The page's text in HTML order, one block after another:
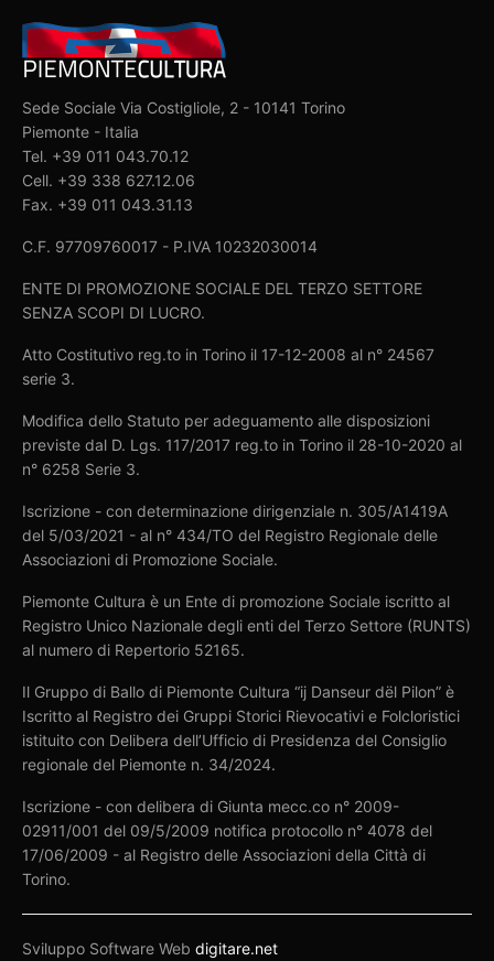
Sede Sociale Via Costigliole, 2 - 10141 Torino
Piemonte - Italia
Tel. +39 011 043.70.12
Cell. +39 338 627.12.06
Fax. +39 011 043.31.13
C.F. 97709760017 - P.IVA 10232030014
ENTE DI PROMOZIONE SOCIALE DEL TERZO SETTORE
SENZA SCOPI DI LUCRO.
Atto Costitutivo reg.to in Torino il 17-12-2008 al n° 24567
serie 3.
Modifica dello Statuto per adeguamento alle disposizioni
previste dal D. Lgs. 117/2017 reg.to in Torino il 28-10-2020 al
n° 6258 Serie 3.
Iscrizione - con determinazione dirigenziale n. 305/A1419A
del 5/03/2021 - al n° 434/TO del Registro Regionale delle
Associazioni di Promozione Sociale.
Piemonte Cultura è un Ente di promozione Sociale iscritto al
Registro Unico Nazionale degli enti del Terzo Settore (RUNTS)
al numero di Repertorio 52165.
Il Gruppo di Ballo di Piemonte Cultura “ij Danseur dël Pilon” è
Iscritto al Registro dei Gruppi Storici Rievocativi e Folcloristici
istituito con Delibera dell’Ufficio di Presidenza del Consiglio
regionale del Piemonte n. 34/2024.
Iscrizione - con delibera di Giunta mecc.co n° 2009-
02911/001 del 09/5/2009 notifica protocollo n° 4078 del
17/06/2009 - al Registro delle Associazioni della Città di
Torino.
Sviluppo Software Webdigitare.net